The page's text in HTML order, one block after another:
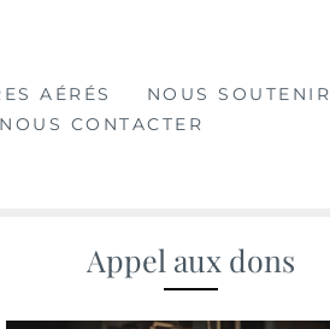
AÉRÉS
NOUS SOUTENIR
NOUS CONTACTER
Appel aux dons